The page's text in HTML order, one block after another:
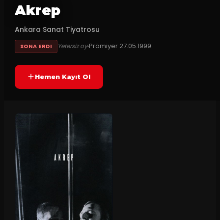
Akrep
Ankara Sanat Tiyatrosu
SONA ERDI Yetersiz oyPrömiyer 27.05.1999
Hemen Kayıt Ol